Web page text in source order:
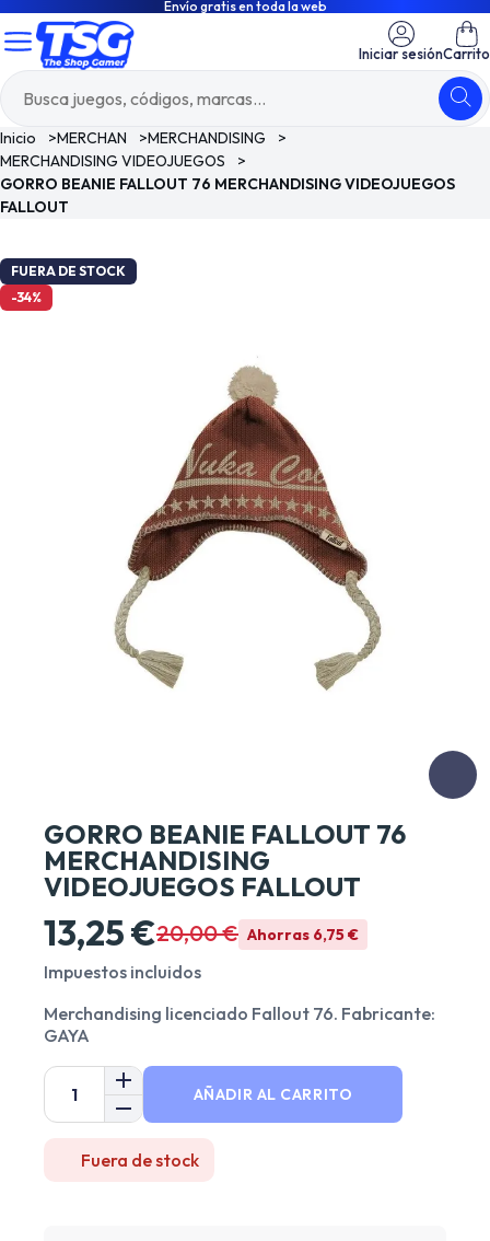
Envío gratis en toda la web
Iniciar sesiónCarrito
Inicio >MERCHAN >MERCHANDISING
>
MERCHANDISING VIDEOJUEGOS
>
GORRO BEANIE FALLOUT 76 MERCHANDISING VIDEOJUEGOS
FALLOUT
FUERA DE STOCK
-34%
GORRO BEANIE FALLOUT 76
MERCHANDISING
VIDEOJUEGOS FALLOUT
13,25 €20,00 € Ahorras 6,75 €
Impuestos incluidos
Merchandising licenciado Fallout 76. Fabricante:
GAYA
AÑADIR AL CARRITO
Fuera de stock